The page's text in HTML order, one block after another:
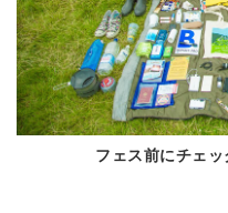
フェス前にチェ